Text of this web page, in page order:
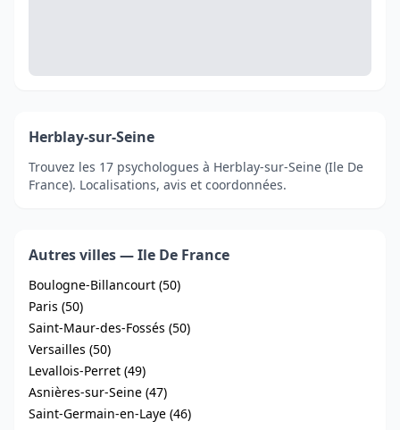
Herblay-sur-Seine
Trouvez les 17 psychologues à Herblay-sur-Seine (Ile De
France). Localisations, avis et coordonnées.
Autres villes — Ile De France
Boulogne-Billancourt (50)
Paris (50)
Saint-Maur-des-Fossés (50)
Versailles (50)
Levallois-Perret (49)
Asnières-sur-Seine (47)
Saint-Germain-en-Laye (46)